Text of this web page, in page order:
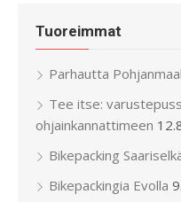
Tuoreimmat
Parhautta
Tee itse:
ohjainkannattimeen
Bikepacking
Bikepackingia Evolla